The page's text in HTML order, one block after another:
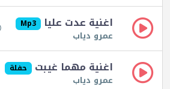
اغنية عدت عليا Mp3
عمرو دياب
اغنية مهما غيبت حفلة
عمرو دياب